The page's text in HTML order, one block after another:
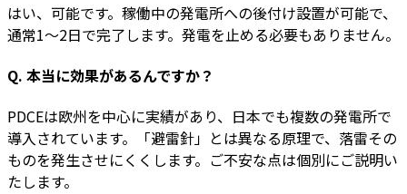
はい、可能です。稼働中の発電所への後付け設置が可能で、
通常1〜2日で完了します。発電を止める必要もありません。
Q. 本当に効果があるんですか？
PDCEは欧州を中心に実績があり、日本でも複数の発電所で
導入されています。「避雷針」とは異なる原理で、落雷その
ものを発生させにくくします。ご不安な点は個別にご説明い
たします。